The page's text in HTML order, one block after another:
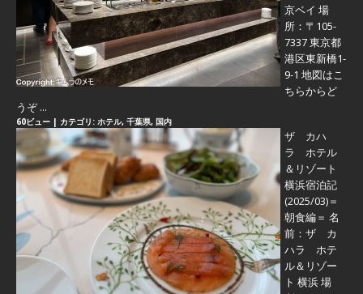
京ベイ 場
所：〒105-
7337 東京都
港区東新橋1-
9-1 地図はこ
ちらからど
うぞ ...
60ビュー | カテゴリ: ホテル, 千葉県, 国内
ザ カハ
ラ ホテル
＆リゾート
横浜宿泊記
(2025/03)＝
朝食編＝ 名
前：ザ カ
ハラ ホテ
ル＆リゾー
ト 横浜 場